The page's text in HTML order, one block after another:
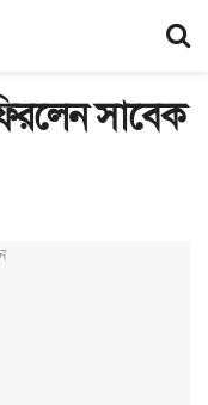
সাবেক